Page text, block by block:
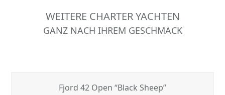
WEITERE CHARTER YACHTEN
GANZ NACH IHREM GESCHMACK
Fjord 42 Open “Black Sheep”